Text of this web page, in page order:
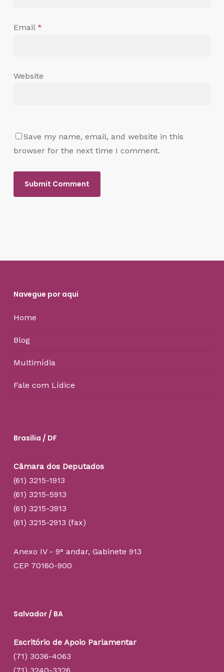
Email *
Website
Save my name, email, and website in this
browser for the next time I comment.
Navegue por aqui
Home
Blog
Multimídia
Fale com Lídice
Brasília / DF
Câmara dos Deputados
(61) 3215-1913
(61) 3215-5913
(61) 3215-3913
(61) 3215-2913 (fax)
Anexo IV - 9° andar, Gabinete 913
CEP 70160-900
Salvador / BA
Escritório de Apoio Parlamentar
(71) 3036-4063